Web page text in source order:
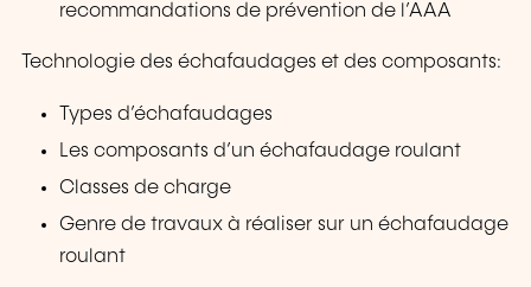
recommandations de prévention de l’AAA
Technologie des échafaudages et des composants:
Types d’échafaudages
Les composants d’un échafaudage roulant
Classes de charge
Genre de travaux à réaliser sur un échafaudage
roulant